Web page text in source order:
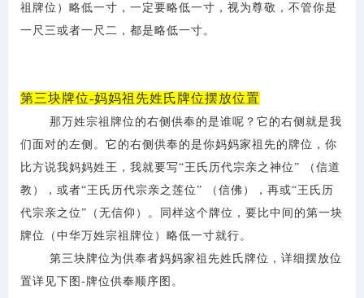
祖牌位）略低一寸，一定要略低一寸，视为尊敬，不管你是
一尺三或者一尺二，都是略低一寸。
第三块牌位-妈妈祖先姓氏牌位摆放位置
那万姓宗祖牌位的右侧供奉的是谁呢？它的右侧就是我
们面对的左侧。它的右侧供奉的是你妈妈家祖先的牌位，你
比方说我妈妈姓王，我就要写“王氏历代宗亲之神位” （信道
教），或者“王氏历代宗亲之莲位” （信佛），再或“王氏历
代宗亲之位”（无信仰）。同样这个牌位，要比中间的第一块
牌位（中华万姓宗祖牌位）略低一寸就行。
第三块牌位为供奉者妈妈家祖先姓氏牌位，详细摆放位
置详见下图 -牌位供奉顺序图。